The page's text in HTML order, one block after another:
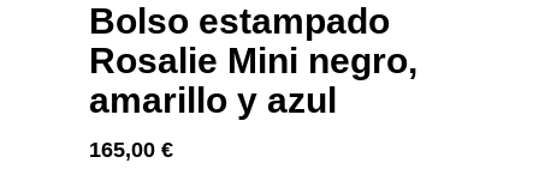
Bolso estampado
Rosalie Mini negro,
amarillo y azul
165,00 €